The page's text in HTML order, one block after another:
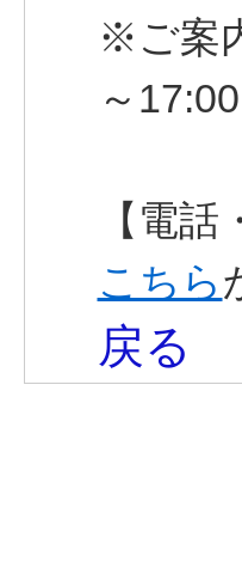
※ご案
～
【電話
こちら
戻る